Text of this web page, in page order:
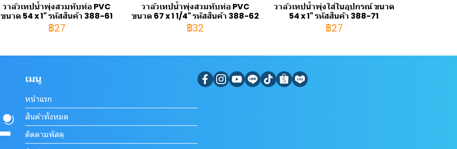
วาล์วเทปน้ำพุ่งสวมทับท่อ PVC
ขนาด 54 x 1" รหัสสินค้า 388-61
฿27
วาล์วเทปน้ำพุ่งสวมทับท่อ PVC
ขนาด 67 x 1 1/4" รหัสสินค้า 388-62
฿32
วาล์วเทปน้ำพุ่งใส่ในอุปกรณ์ ขนาด
54 x 1" รหัสสินค้า 388-71
฿27
เมนู
หน้าแรก
สินค้าทั้งหมด
ติดตามพัสดุ